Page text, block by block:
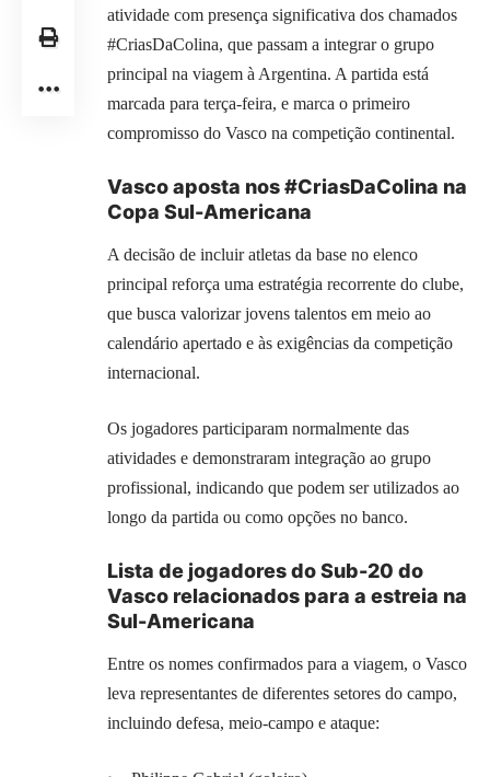
atividade com presença significativa dos chamados
#CriasDaColina, que passam a integrar o grupo
principal na viagem à Argentina. A partida está
marcada para terça-feira, e marca o primeiro
compromisso do Vasco na competição continental.
Vasco aposta nos #CriasDaColina na
Copa Sul-Americana
A decisão de incluir atletas da base no elenco
principal reforça uma estratégia recorrente do clube,
que busca valorizar jovens talentos em meio ao
calendário apertado e às exigências da competição
internacional.
Os jogadores participaram normalmente das
atividades e demonstraram integração ao grupo
profissional, indicando que podem ser utilizados ao
longo da partida ou como opções no banco.
Lista de jogadores do Sub-20 do
Vasco relacionados para a estreia na
Sul-Americana
Entre os nomes confirmados para a viagem, o Vasco
leva representantes de diferentes setores do campo,
incluindo defesa, meio-campo e ataque: